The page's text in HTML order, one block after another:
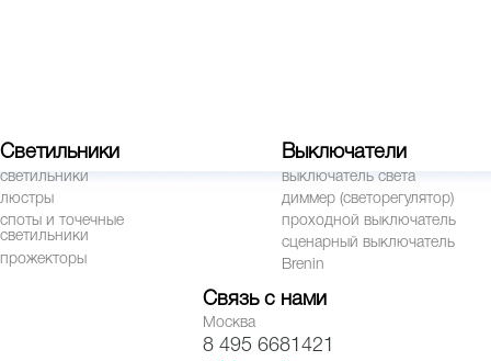
Светильники
светильники
люстры
споты и точечные
светильники
прожекторы
Выключатели
выключатель света
диммер (светорегулятор)
проходной выключатель
сценарный выключатель
Brenin
Связь с нами
Москва
8 495 6681421